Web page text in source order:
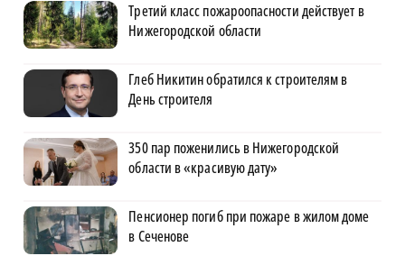
Третий класс пожароопасности действует в
Нижегородской области
Глеб Никитин обратился к строителям в
День строителя
350 пар поженились в Нижегородской
области в «красивую дату»
Пенсионер погиб при пожаре в жилом доме
в Сеченове